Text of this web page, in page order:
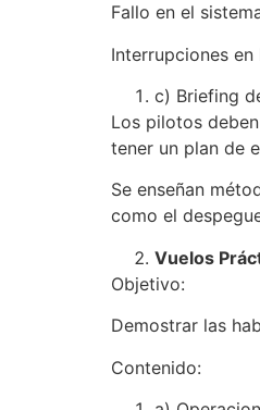
Fallo en el
Interrupciones
c) Briefing
Los pilotos
tener un plan de
Se enseñan
como el
Vuelos
Objetivo:
Demostrar las
Contenido: